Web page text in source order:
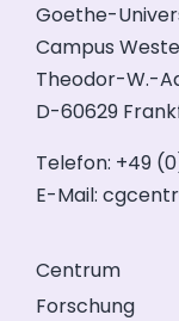
Goethe-
Campus
Theodor-W.-
D-60629
Telefon: +49
E-Mail:
Centrum
Forschung